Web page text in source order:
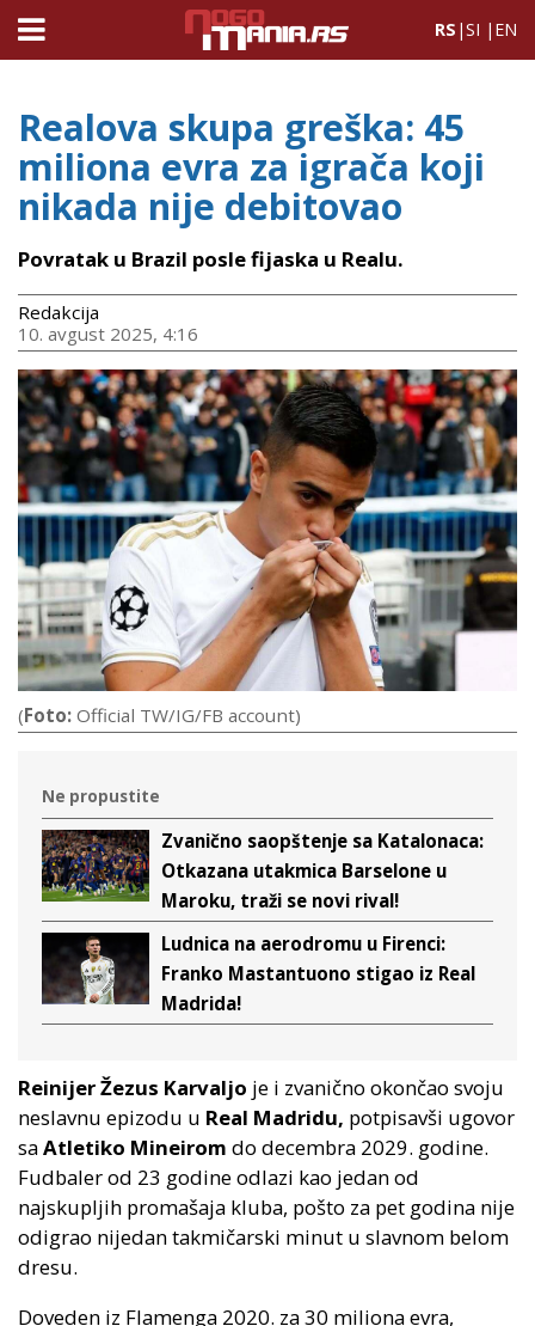
RS |SI | EN
Realova skupa greška: 45
miliona evra za igrača koji
nikada nije debitovao
Povratak u Brazil posle fijaska u Realu.
Redakcija
10. avgust 2025, 4:16
(Foto: Official TW/IG/FB account)
Ne propustite
Zvanično saopštenje sa Katalonaca:
Otkazana utakmica Barselone u
Maroku, traži se novi rival!
Ludnica na aerodromu u Firenci:
Franko Mastantuono stigao iz Real
Madrida!
Reinijer Žezus Karvaljo je i zvanično okončao svoju
neslavnu epizodu u Real Madridu, potpisavši ugovor
saAtletiko Mineirom do decembra 2029. godine.
Fudbaler od 23 godine odlazi kao jedan od
najskupljih promašaja kluba, pošto za pet godina nije
odigrao nijedan takmičarski minut u slavnom belom
dresu.
Doveden iz Flamenga 2020. za 30 miliona evra,